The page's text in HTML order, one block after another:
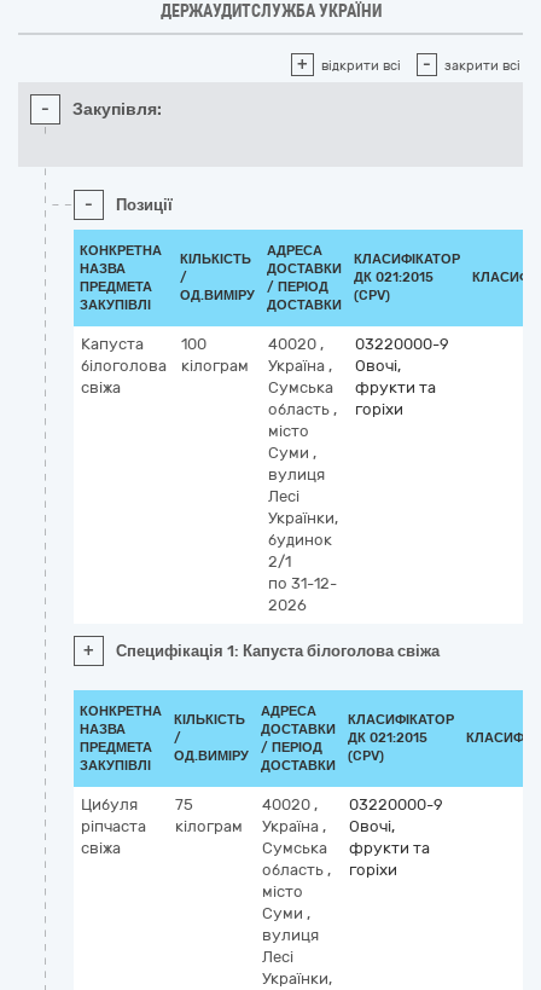
ДЕРЖАУДИТСЛУЖБА УКРАЇНИ
+ відкрити всі - закрити всі
- Закупівля:
- Позиції
КОНКРЕТНА
НАЗВА
ПРЕДМЕТА
ЗАКУПІВЛІ
КІЛЬКІСТЬ
/
ОД.ВИМІРУ
АДРЕСА
ДОСТАВКИ
/ ПЕРІОД
ДОСТАВКИ
КЛАСИФІКАТОР
ДК 021:2015
(CPV)
Капуста
білоголова
свіжа
100
кілограм
40020 ,
Україна ,
Сумська
область ,
місто
Суми ,
вулиця
Лесі
Українки,
будинок
2/1
по 31-12-
2026
03220000-9
Овочі,
фрукти та
горіхи
+ Специфікація 1: Капуста білоголова свіжа
КОНКРЕТНА
НАЗВА
ПРЕДМЕТА
ЗАКУПІВЛІ
КІЛЬКІСТЬ
/
ОД.ВИМІРУ
АДРЕСА
ДОСТАВКИ
/ ПЕРІОД
ДОСТАВКИ
КЛАСИФІКАТОР
ДК 021:2015
(CPV)
Цибуля
ріпчаста
свіжа
75
кілограм
40020 ,
Україна ,
Сумська
область ,
місто
Суми ,
вулиця
Лесі
Українки,
03220000-9
Овочі,
фрукти та
горіхи